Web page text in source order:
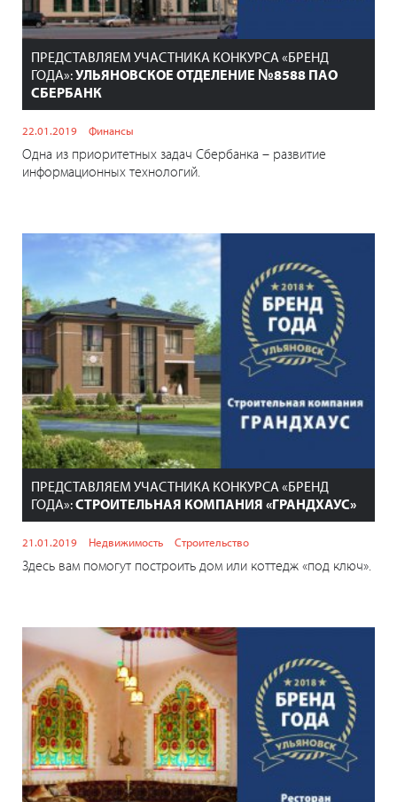
ПРЕДСТАВЛЯЕМ УЧАСТНИКА КОНКУРСА «БРЕНД
ГОДА»:УЛЬЯНОВСКОЕ ОТДЕЛЕНИЕ №8588 ПАО
СБЕРБАНК
22.01.2019 Финансы
Одна из приоритетных задач Сбербанка – развитие
информационных технологий.
ПРЕДСТАВЛЯЕМ УЧАСТНИКА КОНКУРСА «БРЕНД
ГОДА»:СТРОИТЕЛЬНАЯ КОМПАНИЯ «ГРАНДХАУС»
21.01.2019 Недвижимость Строительство
Здесь вам помогут построить дом или коттедж «под ключ».